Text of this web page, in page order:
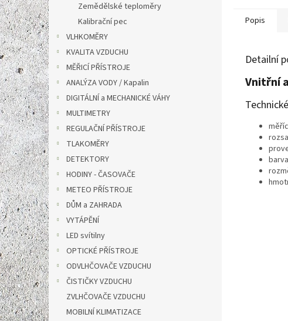
Zemědělské teploměry
Kalibrační pec
VLHKOMĚRY
KVALITA VZDUCHU
MĚŘICÍ PŘÍSTROJE
ANALÝZA VODY / Kapalin
DIGITÁLNÍ a MECHANICKÉ VÁHY
MULTIMETRY
REGULAČNÍ PŘÍSTROJE
TLAKOMĚRY
DETEKTORY
HODINY - ČASOVAČE
METEO PŘÍSTROJE
DŮM a ZAHRADA
VYTÁPĚNÍ
LED svítilny
OPTICKÉ PŘÍSTROJE
ODVLHČOVAČE VZDUCHU
ČISTIČKY VZDUCHU
ZVLHČOVAČE VZDUCHU
MOBILNÍ KLIMATIZACE
Popis
Detailní
Vnitřní